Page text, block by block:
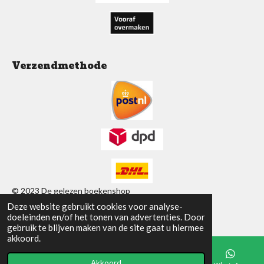
Deze website gebruikt cookies voor analyse-
doeleinden en/of het tonen van advertenties. Door
gebruik te blijven maken van de site gaat u hiermee
akkoord.
Verzendmethode
© 2023 De gelezen boekenshop
Powered byJouwWeb